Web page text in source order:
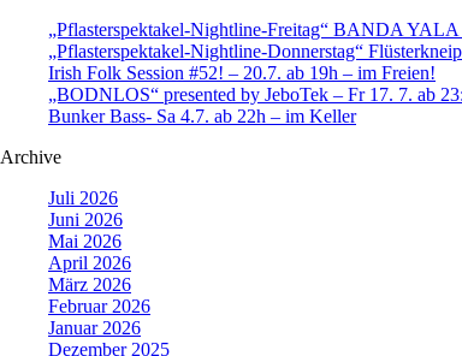
„Pflasterspektakel-Nightline-Freitag“ BANDA
„Pflasterspektakel-Nightline-Donnerstag“
Irish Folk Session #52! – 20.7. ab 19h – im Freien!
„BODNLOS“ presented by JeboTek – Fr 17. 7. ab
Bunker Bass- Sa 4.7. ab 22h – im Keller
Archive
Juli 2026
Juni 2026
Mai 2026
April 2026
März 2026
Februar 2026
Januar 2026
Dezember 2025